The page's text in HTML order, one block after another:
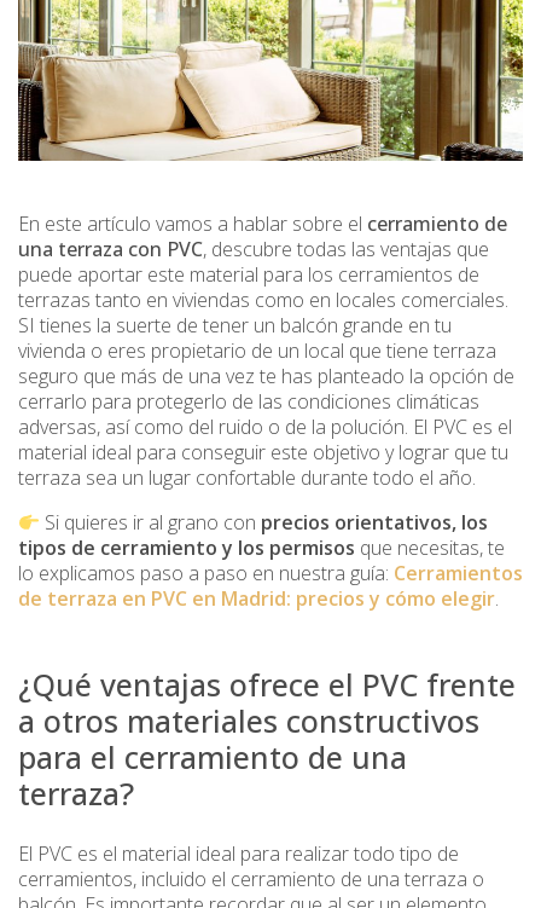
En este artículo vamos a hablar sobre el cerramiento de
una terraza con PVC, descubre todas las ventajas que
puede aportar este material para los cerramientos de
terrazas tanto en viviendas como en locales comerciales.
SI tienes la suerte de tener un balcón grande en tu
vivienda o eres propietario de un local que tiene terraza
seguro que más de una vez te has planteado la opción de
cerrarlo para protegerlo de las condiciones climáticas
adversas, así como del ruido o de la polución. El PVC es el
material ideal para conseguir este objetivo y lograr que tu
terraza sea un lugar confortable durante todo el año.
Si quieres ir al grano con precios orientativos, los
tipos de cerramiento y los permisos que necesitas, te
lo explicamos paso a paso en nuestra guía: Cerramientos
de terraza en PVC en Madrid: precios y cómo elegir.
¿Qué ventajas ofrece el PVC frente
a otros materiales constructivos
para el cerramiento de una
terraza?
El PVC es el material ideal para realizar todo tipo de
cerramientos, incluido el cerramiento de una terraza o